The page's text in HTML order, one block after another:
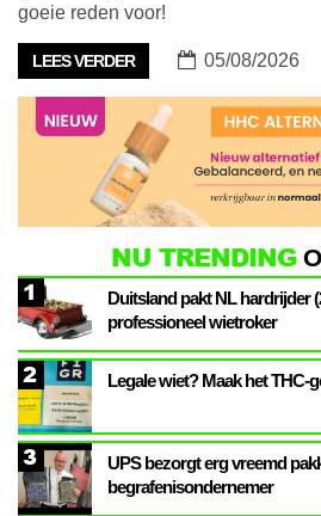
goeie reden voor!
LEES VERDER 05/08/2026
NU TRENDING
1
Duitsland pakt NL hardrijder
professioneel wietroker
2 Legale wiet? Maak het THC-
3
UPS bezorgt erg vreemd
begrafenisondernemer